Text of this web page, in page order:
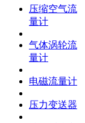
压缩空气流
量计
气体涡轮流
量计
电磁流量计
压力变送器